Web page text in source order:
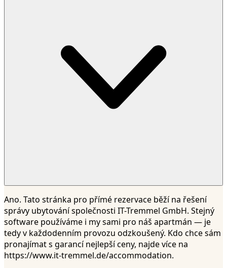
Ano. Tato stránka pro přímé rezervace běží na řešení
správy ubytování společnosti IT-Tremmel GmbH. Stejný
software používáme i my sami pro náš apartmán — je
tedy v každodenním provozu odzkoušený. Kdo chce sám
pronajímat s garancí nejlepší ceny, najde více na
https://www.it-tremmel.de/accommodation.